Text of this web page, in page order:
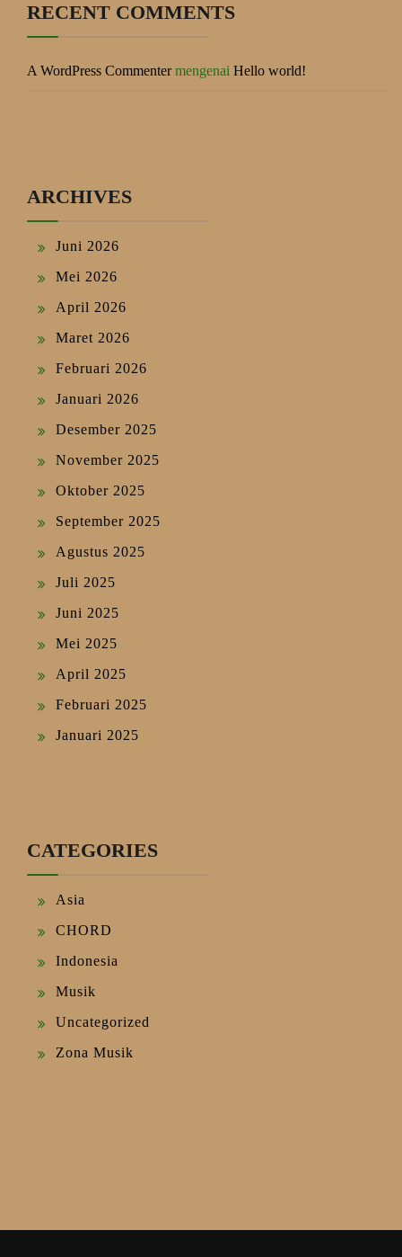
RECENT COMMENTS
A WordPress Commentermengenai Hello world!
ARCHIVES
Juni 2026
Mei 2026
April 2026
Maret 2026
Februari 2026
Januari 2026
Desember 2025
November 2025
Oktober 2025
September 2025
Agustus 2025
Juli 2025
Juni 2025
Mei 2025
April 2025
Februari 2025
Januari 2025
CATEGORIES
Asia
CHORD
Indonesia
Musik
Uncategorized
Zona Musik